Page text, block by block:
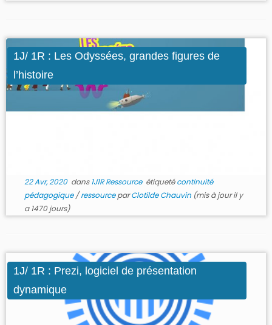
1J/ 1R : Les Odyssées, grandes figures de
l’histoire
22 Avr, 2020dans1J1R Ressource étiquetécontinuité
pédagogique/ressourceparClotilde Chauvin(mis à jour il y
a 1470 jours)
1J/ 1R : Prezi, logiciel de présentation
dynamique